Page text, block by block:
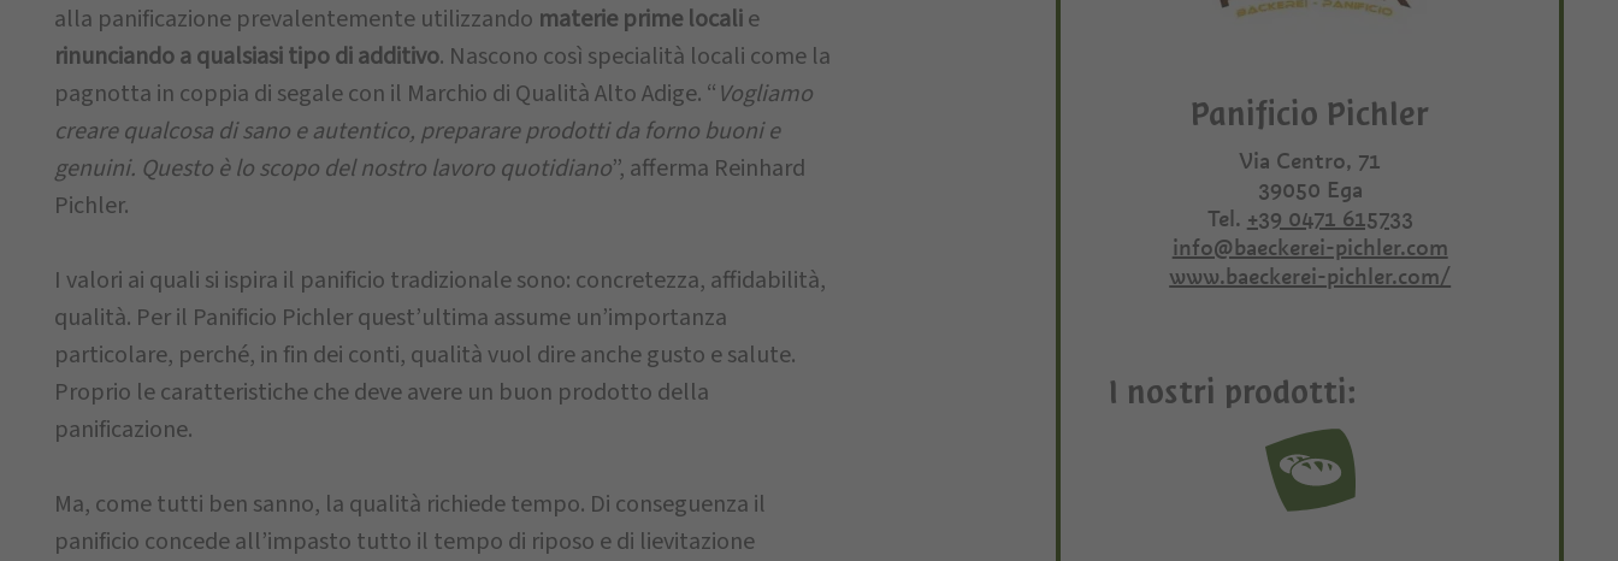
alla panificazione prevalentemente utilizzando materie prime localie
rinunciando a qualsiasi tipo di additivo. Nascono così specialità locali come la
pagnotta in coppia di segale con il Marchio di Qualità Alto Adige. “Vogliamo
creare qualcosa di sano e autentico, preparare prodotti da forno buoni e
genuini. Questo è lo scopo del nostro lavoro quotidiano”, afferma Reinhard
Pichler.
I valori ai quali si ispira il panificio tradizionale sono: concretezza, affidabilità,
qualità. Per il Panificio Pichler quest’ultima assume un’importanza
particolare, perché, in fin dei conti, qualità vuol dire anche gusto e salute.
Proprio le caratteristiche che deve avere un buon prodotto della
panificazione.
Ma, come tutti ben sanno, la qualità richiede tempo. Di conseguenza il
panificio concede all’impasto tutto il tempo di riposo e di lievitazione
Panificio Pichler
Via Centro, 71
39050 Ega
Tel. +39 0471 615733
info@baeckerei-pichler.com
www.baeckerei-pichler.com/
I nostri prodotti: